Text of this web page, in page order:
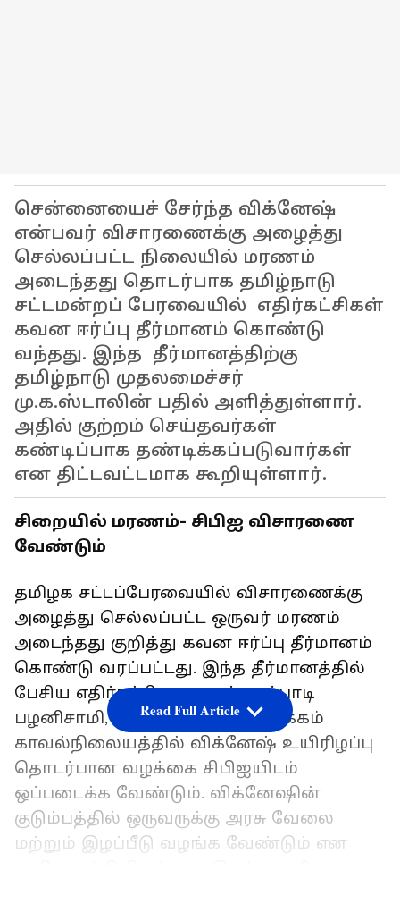
சென்னையைச் சேர்ந்த விக்னேஷ்
என்பவர் விசாரணைக்கு அழைத்து
செல்லப்பட்ட நிலையில் மரணம்
அடைந்தது தொடர்பாக தமிழ்நாடு
சட்டமன்றப் பேரவையில் எதிர்கட்சிகள்
கவன ஈர்ப்பு தீர்மானம் கொண்டு
வந்தது. இந்த தீர்மானத்திற்கு
தமிழ்நாடு முதலமைச்சர்
மு.க.ஸ்டாலின் பதில் அளித்துள்ளார்.
அதில் குற்றம் செய்தவர்கள்
கண்டிப்பாக தண்டிக்கப்படுவார்கள்
என திட்டவட்டமாக கூறியுள்ளார்.
சிறையில் மரணம்- சிபிஐ விசாரணை
வேண்டும்
தமிழக சட்டப்பேரவையில் விசாரணைக்கு
அழைத்து செல்லப்பட்ட ஒருவர் மரணம்
அடைந்தது குறித்து கவன ஈர்ப்பு தீர்மானம்
கொண்டு வரப்பட்டது. இந்த தீர்மானத்தில்
பேசிய எதிர்கட்சி தலைவர் எடப்பாடி
பழனிசாமி, சென்னை, புரசைவாக்கம்
காவல்நிலையத்தில் விக்னேஷ் உயிரிழப்பு
தொடர்பான வழக்கை சிபிஐயிடம்
ஒப்படைக்க வேண்டும். விக்னேஷின்
குடும்பத்தில் ஒருவருக்கு அரசு வேலை
மற்றும் இழப்பீடு வழங்க வேண்டும் என
Read Full Article